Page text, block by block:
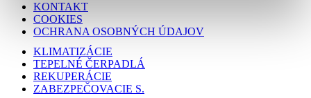
KONTAKT
COOKIES
OCHRANA OSOBNÝCH ÚDAJOV
KLIMATIZÁCIE
TEPELNÉ ČERPADLÁ
REKUPERÁCIE
ZABEZPEČOVACIE S.